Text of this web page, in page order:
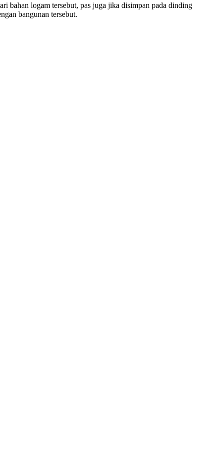
bahan logam tersebut, pas juga jika disimpan pada dinding
bangunan tersebut.